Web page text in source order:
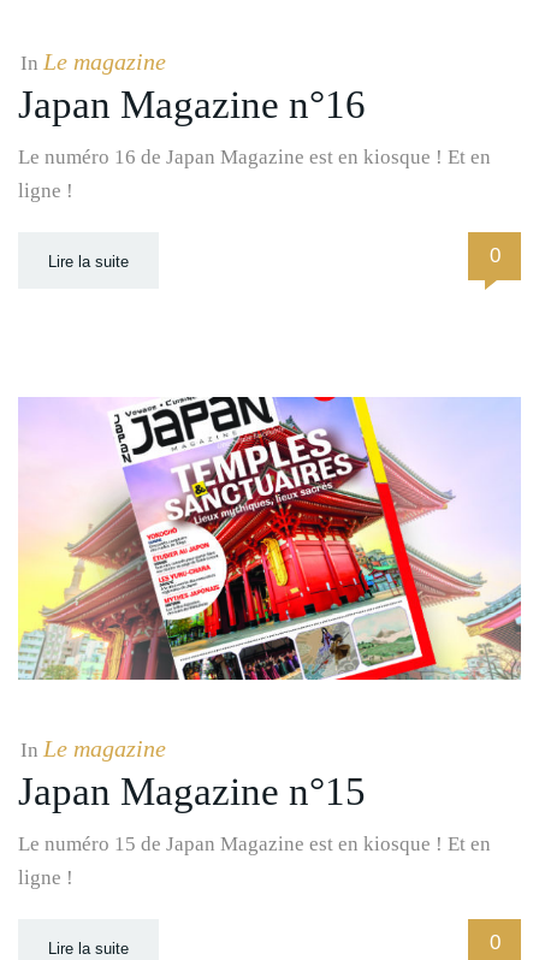
In Le magazine
Japan Magazine n°16
Le numéro 16 de Japan Magazine est en kiosque ! Et en
ligne !
Lire la suite 0
In Le magazine
Japan Magazine n°15
Le numéro 15 de Japan Magazine est en kiosque ! Et en
ligne !
Lire la suite 0